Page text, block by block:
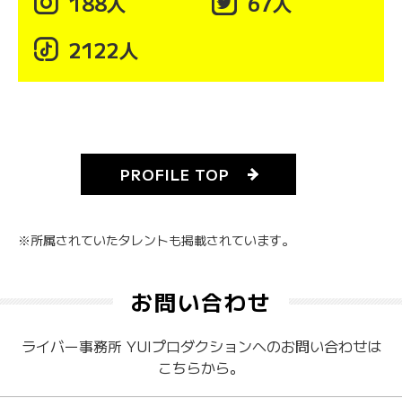
 2122人
PROFILE TOP
※所属されていたタレントも掲載されています。
お問い合わせ
ライバー事務所 YUIプロダクションへのお問い合わせは
こちらから。